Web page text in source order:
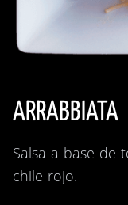
ARRABBIATA
Salsa a base de
chile rojo.